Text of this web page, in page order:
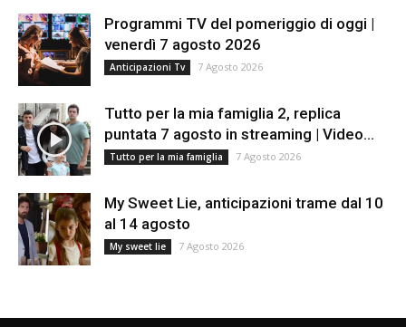
Programmi TV del pomeriggio di oggi |
venerdì 7 agosto 2026
Anticipazioni Tv 7 Agosto 2026
Tutto per la mia famiglia 2, replica
puntata 7 agosto in streaming | Video...
Tutto per la mia famiglia 7 Agosto 2026
My Sweet Lie, anticipazioni trame dal 10
al 14 agosto
My sweet lie 7 Agosto 2026